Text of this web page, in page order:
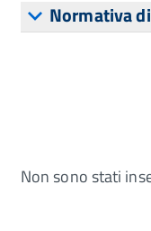
Normativa
Non sono stati